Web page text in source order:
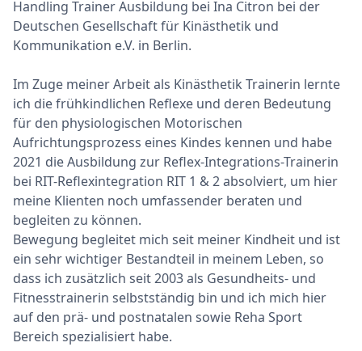
Handling Trainer Ausbildung bei Ina Citron bei der
Deutschen Gesellschaft für Kinästhetik und
Kommunikation e.V. in Berlin.
Im Zuge meiner Arbeit als Kinästhetik Trainerin lernte
ich die frühkindlichen Reflexe und deren Bedeutung
für den physiologischen Motorischen
Aufrichtungsprozess eines Kindes kennen und habe
2021 die Ausbildung zur Reflex-Integrations-Trainerin
bei RIT-Reflexintegration RIT 1 & 2 absolviert, um hier
meine Klienten noch umfassender beraten und
begleiten zu können.
Bewegung begleitet mich seit meiner Kindheit und ist
ein sehr wichtiger Bestandteil in meinem Leben, so
dass ich zusätzlich seit 2003 als Gesundheits- und
Fitnesstrainerin selbstständig bin und ich mich hier
auf den prä- und postnatalen sowie Reha Sport
Bereich spezialisiert habe.